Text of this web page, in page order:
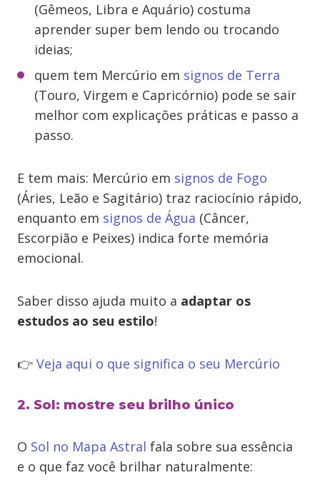
(Gêmeos, Libra e Aquário) costuma
aprender super bem lendo ou trocando
ideias;
quem tem Mercúrio em signos de Terra
(Touro, Virgem e Capricórnio) pode se sair
melhor com explicações práticas e passo a
passo.
E tem mais: Mercúrio em signos de Fogo
(Áries, Leão e Sagitário) traz raciocínio rápido,
enquanto em signos de Água (Câncer,
Escorpião e Peixes) indica forte memória
emocional.
Saber disso ajuda muito a adaptar os
estudos ao seu estilo!
👉 Veja aqui o que significa o seu Mercúrio
2. Sol: mostre seu brilho único
O Sol no Mapa Astral fala sobre sua essência
e o que faz você brilhar naturalmente: